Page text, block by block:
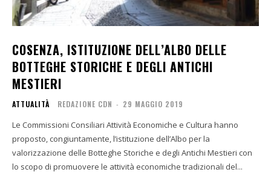
COSENZA, ISTITUZIONE DELL’ALBO DELLE
BOTTEGHE STORICHE E DEGLI ANTICHI
MESTIERI
ATTUALITÀ REDAZIONE CDN - 29 MAGGIO 2019
Le Commissioni Consiliari Attività Economiche e Cultura hanno
proposto, congiuntamente, l’istituzione dell’Albo per la
valorizzazione delle Botteghe Storiche e degli Antichi Mestieri con
lo scopo di promuovere le attività economiche tradizionali del...